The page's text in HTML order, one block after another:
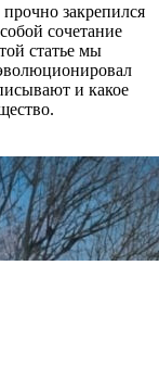
закрепился
сочетание
статье мы
и какое